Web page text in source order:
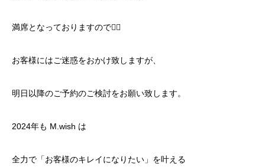
満席となっておりますので🙇‍♂️
お客様にはご迷惑をおかけ致しますが、
明日以降のご予約のご検討をお願い致します。
2024年も M.wish は
全力で「お客様のキレイになりたい」を叶える